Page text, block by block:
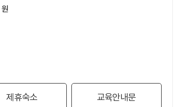
제휴숙소 교육안내문